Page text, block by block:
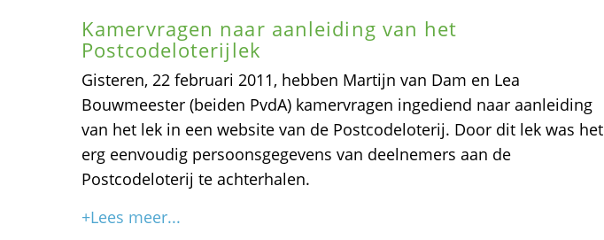
Kamervragen naar aanleiding van het
Postcodeloterijlek
Gisteren, 22 februari 2011, hebben Martijn van Dam en Lea
Bouwmeester (beiden PvdA) kamervragen ingediend naar aanleiding
van het lek in een website van de Postcodeloterij. Door dit lek was het
erg eenvoudig persoonsgegevens van deelnemers aan de
Postcodeloterij te achterhalen.
+Lees meer...